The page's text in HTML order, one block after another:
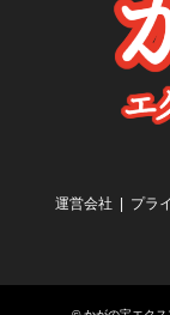
運営会社 プラ